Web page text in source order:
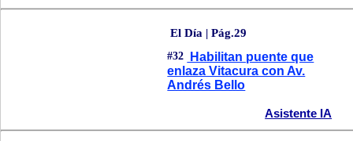
El Día | Pág.29
#32
Habilitan puente que
enlaza Vitacura con Av.
Andrés Bello
Asistente IA